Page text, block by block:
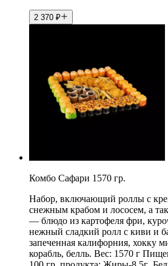
2 370 ₽
Комбо Сафари 1570 гр.
Набор, включающий роллы с
снежным крабом и лососем, а
— блюдо из картофеля фри,
нежный сладкий ролл с киви и
запеченная калифорния, хокку
корабль, белль. Вес: 1570 г